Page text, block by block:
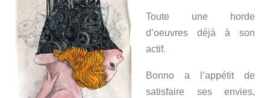
Toute une horde
d’oeuvres déjà à son
actif.
Bonno a l’appétit de
satisfaire ses envies,